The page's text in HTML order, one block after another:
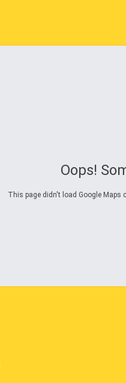
Oops!
This page didn't load Google Maps